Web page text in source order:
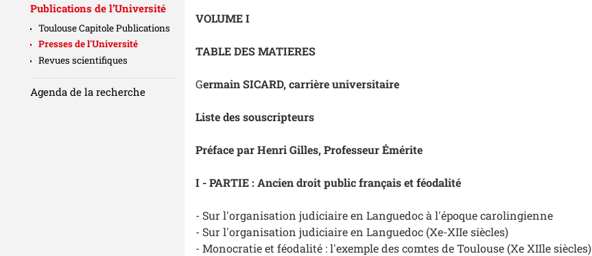
VOLUME I
TABLE DES MATIERES
Germain SICARD, carrière universitaire
Liste des souscripteurs
Préface par Henri Gilles, Professeur Émérite
I - PARTIE : Ancien droit public français et féodalité
- Sur l'organisation judiciaire en Languedoc à l'époque carolingienne
- Sur l'organisation judiciaire en Languedoc (Xe-XIIe siècles)
- Monocratie et féodalité : l'exemple des comtes de Toulouse (Xe XIIle siècles)
Publications de l’Université
Toulouse Capitole Publications
Presses de l'Université
Revues scientifiques
Agenda de la recherche